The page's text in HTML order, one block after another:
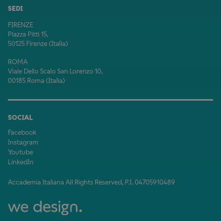
SEDI
FIRENZE
Piazza Pitti 15,
50125 Firenze (Italia)
ROMA
Viale Dello Scalo San Lorenzo 10,
00185 Roma (Italia)
SOCIAL
Facebook
Instagram
Youtube
LinkedIn
Accademia Italiana All Rights Reserved, P.I. 04705910489